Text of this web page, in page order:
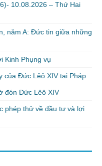
10.08.2026 – Thứ Hai
năm A: Đức tin giữa những
Kinh Phụng vụ
của Đức Lêô XIV tại Pháp
đón Đức Lêô XIV
phép thử về đầu tư và lợi